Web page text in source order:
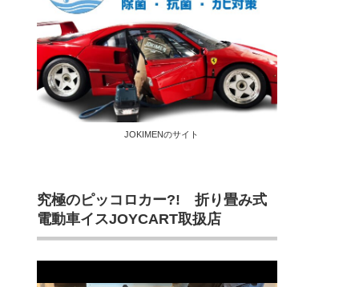
JOKIMENのサイト
究極のピッコロカー?! 折り畳み式
電動車イスJOYCART取扱店